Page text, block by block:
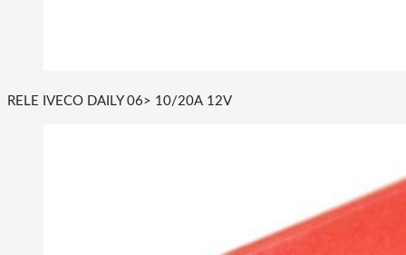
RELE IVECO DAILY 06> 10/20A 12V